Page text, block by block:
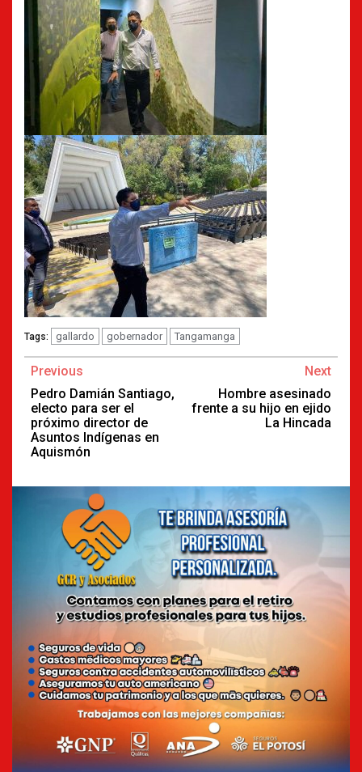
Tags: gallardo gobernador Tangamanga
Continue
Reading
Previous
Pedro Damián Santiago,
electo para ser el
próximo director de
Asuntos Indígenas en
Aquismón
Next
Hombre asesinado
frente a su hijo en ejido
La Hincada